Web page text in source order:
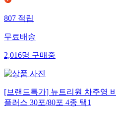
807적립
무료배송
2,016명구매중
[브랜드특가] 뉴트리원 차주영
플러스 30포/80포 4종 택1